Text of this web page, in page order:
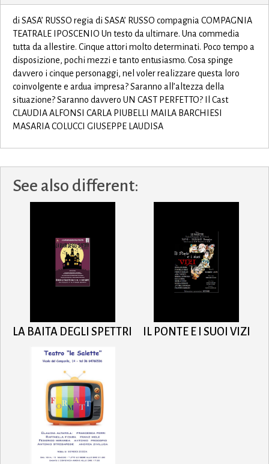
di SASA’ RUSSO regia di SASA’ RUSSO compagnia COMPAGNIA
TEATRALE IPOSCENIO Un testo da ultimare. Una commedia
tutta da allestire. Cinque attori molto determinati. Poco tempo a
disposizione, pochi mezzi e tanto entusiasmo. Cosa spinge
davvero i cinque personaggi, nel voler realizzare questa loro
coinvolgente e ardua impresa? Saranno all’altezza della
situazione? Saranno davvero UN CAST PERFETTO? Il Cast
CLAUDIA ALFONSI CARLA PIUBELLI MAILA BARCHIESI
MASARIA COLUCCI GIUSEPPE LAUDISA
See also different:
LA BAITA DEGLI SPETTRI IL PONTE E I SUOI VIZI